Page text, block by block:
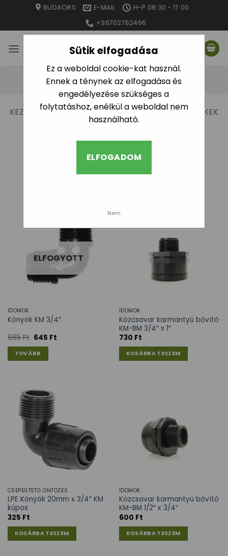
Sütik elfogadása
Ez a weboldal cookie-kat használ.
Ennek a ténynek az elfogadása és
engedélyezése szükséges a
folytatáshoz, enélkül a weboldal nem
használható.
ELFOGADOM
Nem
content
BUDAÖRS E-MAIL
H-P 08:30 - 17:00
+36702762466
KEZDŐLAP / “KM” CÍMKÉVEL RENDELKEZŐ TERMÉKEK
/ 5. OLDAL
SZŰRÉS
ELFOGYOTT
IDOMOK
Könyök KM 3/4″
665Ft 645 Ft
TOVÁBB
IDOMOK
Közcsavar karmantyú bővítő
KM-BM 3/4″ x 1″
730 Ft
KOSÁRBA TESZEM
CSEPEGTETŐ ÖNTÖZÉS
LPE Könyök 20mm x 3/4″ KM
kúpos
325 Ft
KOSÁRBA TESZEM
IDOMOK
Közcsavar karmantyú bővítő
KM-BM 1/2″ x 3/4″
600 Ft
KOSÁRBA TESZEM